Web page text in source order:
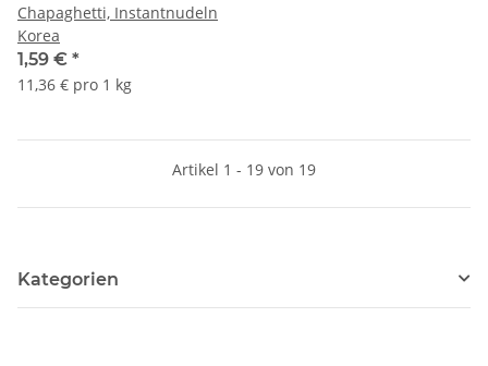
Chapaghetti, Instantnudeln
Korea
1,59 € *
11,36 € pro 1 kg
Artikel 1 - 19 von 19
Kategorien